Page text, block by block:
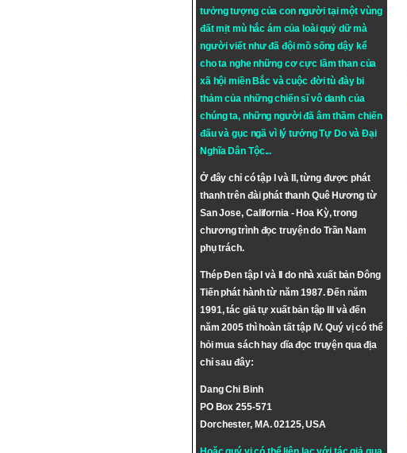
tưởng tượng của con người tại một vùng
đất mịt mù hắc ám của loài quỷ dữ mà
người viết như đã đội mồ sống dậy kể
cho ta nghe những cơ cực lầm than của
xã hội miền Bắc và cuộc đời tù đày bi
thảm của những chiến sĩ vô danh của
chúng ta, những người đã âm thầm chiến
đấu và gục ngã vì lý tưởngTự DovàĐại
Nghĩa Dân Tộc...
Ở đây chỉ có tập I và II, từng được phát
thanh trên đài phát thanh Quê Hương từ
San Jose, California - Hoa Kỳ, trong
chương trình đọc truyện do Trần Nam
phụ trách.
Thép Đen tập I và II do nhà xuất bản Đông
Tiến phát hành từ năm 1987. Đến năm
1991, tác giả tự xuất bản tập III và đến
năm 2005 thì hoàn tất tập IV. Quý vị có thể
hỏi mua sách hay dĩa đọc truyện qua địa
chỉ sau đây:
Dang Chi Binh
PO Box 255-571
Dorchester, MA. 02125, USA